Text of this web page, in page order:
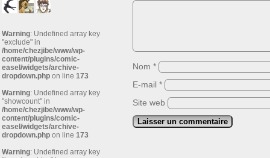
Warning: Undefined array key
"exclude" in
/home/chezjibe/www/wp-
content/plugins/comic-
easel/widgets/archive-
dropdown.php on line 173
Warning: Undefined array key
"showcount" in
/home/chezjibe/www/wp-
content/plugins/comic-
easel/widgets/archive-
dropdown.php on line 173
Warning: Undefined array key
Nom *
E-mail *
Site web